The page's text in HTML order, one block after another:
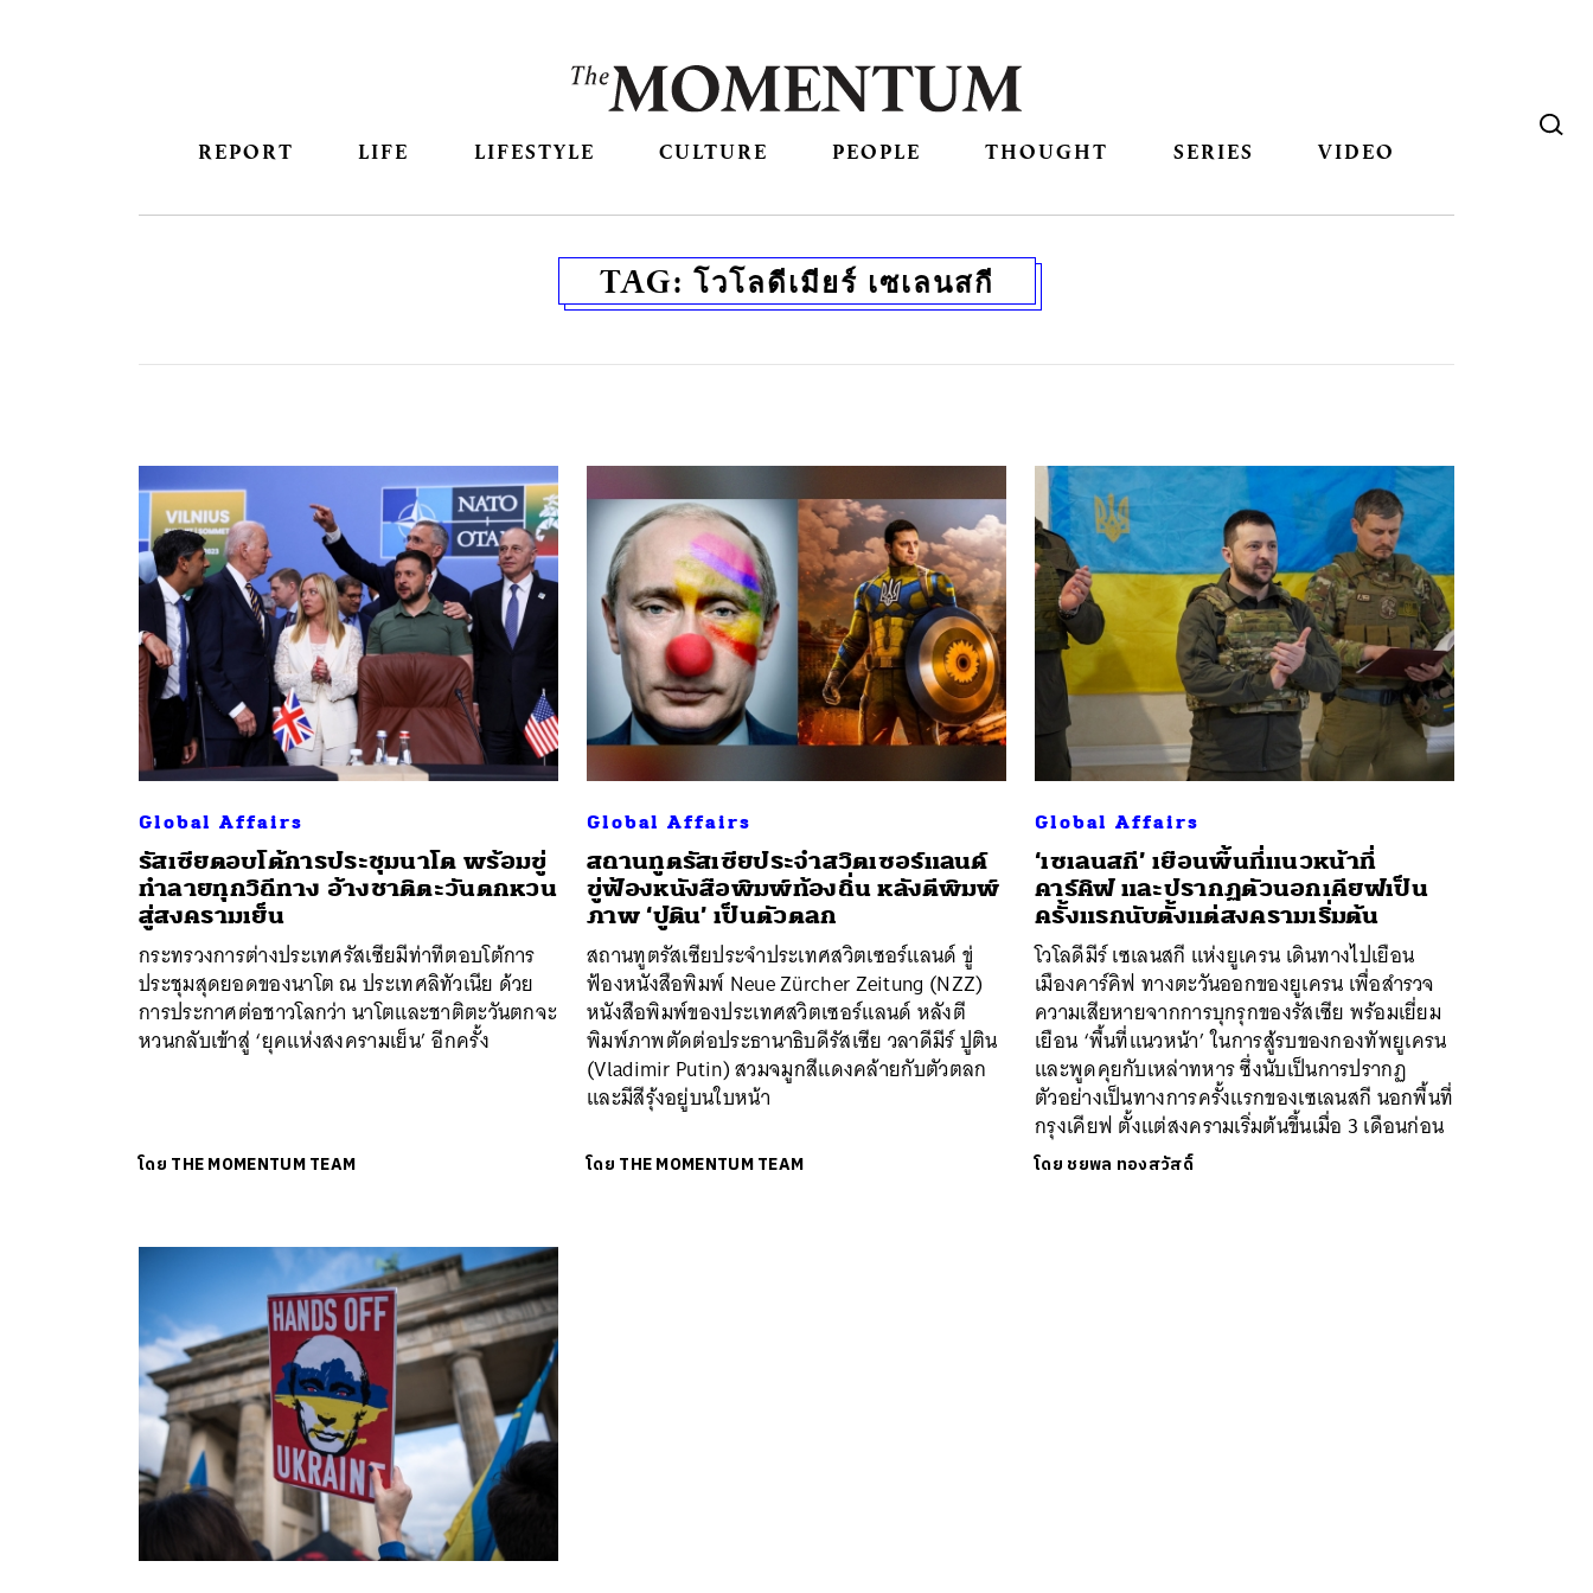
REPORT LIFE LIFESTYLE CULTURE PEOPLE THOUGHT SERIES VIDEO
TAG: โวโลดีเมียร์ เซเลนสกี
Global Affairs
รัสเซียตอบโต้การประชุมนาโต พร้อมขู่
ทำลายทุกวิถีทาง อ้างชาติตะวันตกหวน
สู่สงครามเย็น
กระทรวงการต่างประเทศรัสเซียมีท่าทีตอบโต้การ
ประชุมสุดยอดของนาโต ณ ประเทศลิทัวเนีย ด้วย
การประกาศต่อชาวโลกว่า นาโตและชาติตะวันตกจะ
หวนกลับเข้าสู่ ‘ยุคแห่งสงครามเย็น’ อีกครั้ง
โดย THE MOMENTUM TEAM
Global Affairs
สถานทูตรัสเซียประจำสวิตเซอร์แลนด์
ขู่ฟ้องหนังสือพิมพ์ท้องถิ่น หลังตีพิมพ์
ภาพ ‘ปูติน’ เป็นตัวตลก
สถานทูตรัสเซียประจำประเทศสวิตเซอร์แลนด์ ขู่
ฟ้องหนังสือพิมพ์ Neue Zürcher Zeitung (NZZ)
หนังสือพิมพ์ของประเทศสวิตเซอร์แลนด์ หลังตี
พิมพ์ภาพตัดต่อประธานาธิบดีรัสเซีย วลาดีมีร์ ปูติน
(Vladimir Putin) สวมจมูกสีแดงคล้ายกับตัวตลก
และมีสีรุ้งอยู่บนใบหน้า
โดย THE MOMENTUM TEAM
Global Affairs
‘เซเลนสกี’ เยือนพื้นที่แนวหน้าที่
คาร์คิฟ และปรากฏตัวนอกเคียฟเป็น
ครั้งแรกนับตั้งแต่สงครามเริ่มต้น
โวโลดีมีร์ เซเลนสกี แห่งยูเครน เดินทางไปเยือน
เมืองคาร์คิฟ ทางตะวันออกของยูเครน เพื่อสำรวจ
ความเสียหายจากการบุกรุกของรัสเซีย พร้อมเยี่ยม
เยือน ‘พื้นที่แนวหน้า’ ในการสู้รบของกองทัพยูเครน
และพูดคุยกับเหล่าทหาร ซึ่งนับเป็นการปรากฏ
ตัวอย่างเป็นทางการครั้งแรกของเซเลนสกี นอกพื้นที่
กรุงเคียฟ ตั้งแต่สงครามเริ่มต้นขึ้นเมื่อ 3 เดือนก่อน
โดย ชยพล ทองสวัสดิ์
ค้นหา